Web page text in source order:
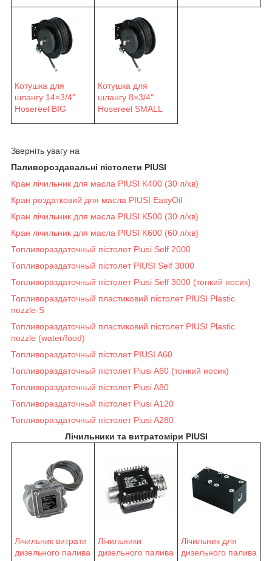
Котушка для
шлангу 14×3/4"
Hosereel BIG
Котушка для
шлангу 8×3/4"
Hosereel SMALL
Зверніть увагу на
Паливороздавальні пістолети PIUSI
Кран лічильник для масла PIUSI K400 (30 л/хв)
Кран роздатковий для масла PIUSI EasyOil
Кран лічильник для масла PIUSI K500 (30 л/хв)
Кран лічильник для масла PIUSI K600 (60 л/хв)
Топливораздаточный пістолет Piusi Self 2000
Топливораздаточный пістолет PIUSI Self 3000
Топливораздаточный пістолет Piusi Self 3000 (тонкий носик)
Топливораздаточный пластиковий пістолет PIUSI Plastic
nozzle-S
Топливораздаточный пластиковий пістолет PIUSI Plastic
nozzle (water/food)
Топливораздаточный пістолет PIUSI A60
Топливораздаточный пістолет Piusi A60 (тонкий носик)
Топливораздаточный пістолет Piusi A80
Топливораздаточный пістолет Piusi A120
Топливораздаточный пістолет Piusi A280
Лічильники та витратоміри PIUSI
Лічильник витрати
дизельного палива
Лічильники
дизельного палива
Лічильник для
дизельного палива